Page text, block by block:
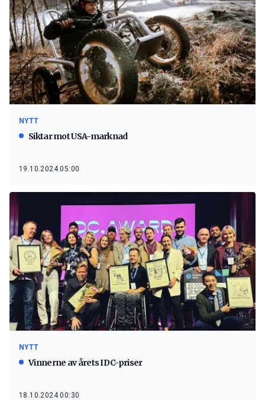
NYTT
Siktar mot USA-marknad
19.10.2024 05:00
NYTT
Vinnerne av årets IDC-priser
18.10.2024 00:30